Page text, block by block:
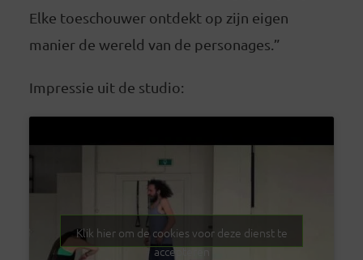
Elke toeschouwer ontdekt op zijn eigen
manier de wereld van de personages.”
Impressie uit de studio:
Klik hier om de cookies voor deze dienst te
accepteren